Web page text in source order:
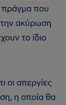
πράγμα που
την ακύρωση
το ίδιο
οι απεργίες
η οποία θα